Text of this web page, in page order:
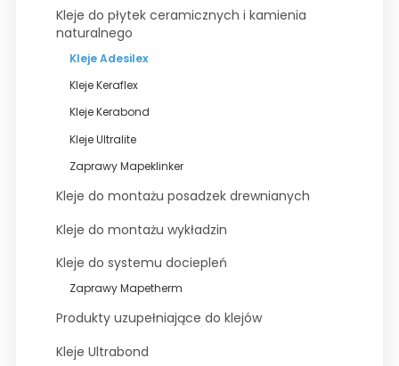
Wyprzedaże
Kleje do płytek ceramicznych i kamienia
naturalnego
Kleje Adesilex
Kleje Keraflex
Kleje Kerabond
Kleje Ultralite
Zaprawy Mapeklinker
Kleje do montażu posadzek drewnianych
Kleje do montażu wykładzin
Kleje do systemu dociepleń
Zaprawy Mapetherm
Produkty uzupełniające do klejów
Kleje Ultrabond